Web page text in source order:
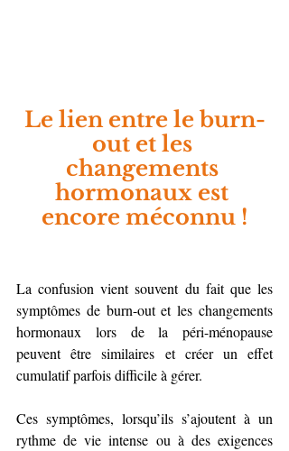
Le lien entre le burn-
out et les
changements
hormonaux est
encore méconnu !
La confusion vient souvent du fait que les
symptômes de burn-out et les changements
hormonaux lors de la péri-ménopause
peuvent être similaires et créer un effet
cumulatif parfois difficile à gérer.
Ces symptômes, lorsqu’ils s’ajoutent à un
rythme de vie intense ou à des exigences